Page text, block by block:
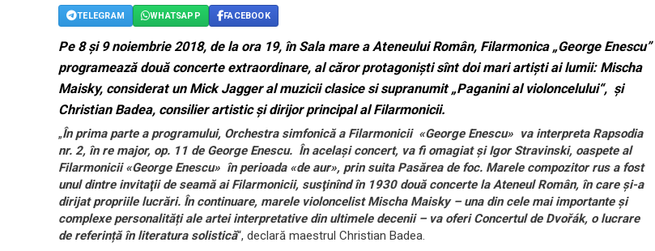
TELEGRAM WHATSAPP FACEBOOK
Pe 8 și 9 noiembrie 2018, de la ora 19, în Sala mare a Ateneului Român, Filarmonica „George Enescu”
programează două concerte extraordinare, al căror protagoniști sînt doi mari artiști ai lumii: Mischa
Maisky, considerat un Mick Jagger al muzicii clasice si supranumit „Paganini al violoncelului“, și
Christian Badea, consilier artistic și dirijor principal al Filarmonicii.
„În prima parte a programului, Orchestra simfonică a Filarmonicii «George Enescu» va interpreta Rapsodia
nr. 2, în re major, op. 11 de George Enescu. În același concert, va fi omagiat și Igor Stravinski, oaspete al
Filarmonicii «George Enescu» în perioada «de aur», prin suita Pasărea de foc. Marele compozitor rus a fost
unul dintre invitaţii de seamă ai Filarmonicii, susţinînd în 1930 două concerte la Ateneul Român, în care şi-a
dirijat propriile lucrări. În continuare, marele violoncelist Mischa Maisky – una din cele mai importante și
complexe personalități ale artei interpretative din ultimele decenii – va oferi Concertul de Dvořák, o lucrare
de referință în literatura solistică“, declară maestrul Christian Badea.